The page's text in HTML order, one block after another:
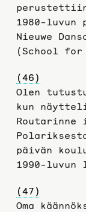
1980-luvun
Nieuwe
(School for
(46)
Olen
kun
päivän
1990-luvun
(47)
Oma